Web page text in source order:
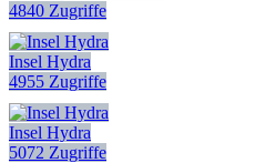
4840 Zugriffe
Insel Hydra
4955 Zugriffe
Insel Hydra
5072 Zugriffe